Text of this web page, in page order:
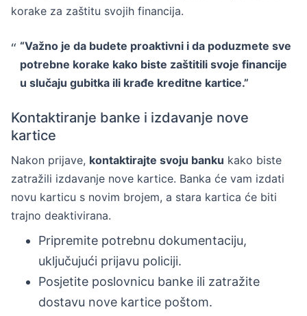
korake za zaštitu svojih financija.
“Važno je da budete proaktivni i da poduzmete sve
potrebne korake kako biste zaštitili svoje financije
u slučaju gubitka ili krađe kreditne kartice.”
Kontaktiranje banke i izdavanje nove
kartice
Nakon prijave, kontaktirajte svoju banku kako biste
zatražili izdavanje nove kartice. Banka će vam izdati
novu karticu s novim brojem, a stara kartica će biti
trajno deaktivirana.
Pripremite potrebnu dokumentaciju,
uključujući prijavu policiji.
Posjetite poslovnicu banke ili zatražite
dostavu nove kartice poštom.